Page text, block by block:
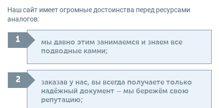
Наш сайт имеет огромные достоинства перед ресурсами
аналогов:
мы давно этим занимаемся и знаем все
подводные камни;
заказав у нас, вы всегда получаете только
надёжный документ – мы бережём свою
репутацию;